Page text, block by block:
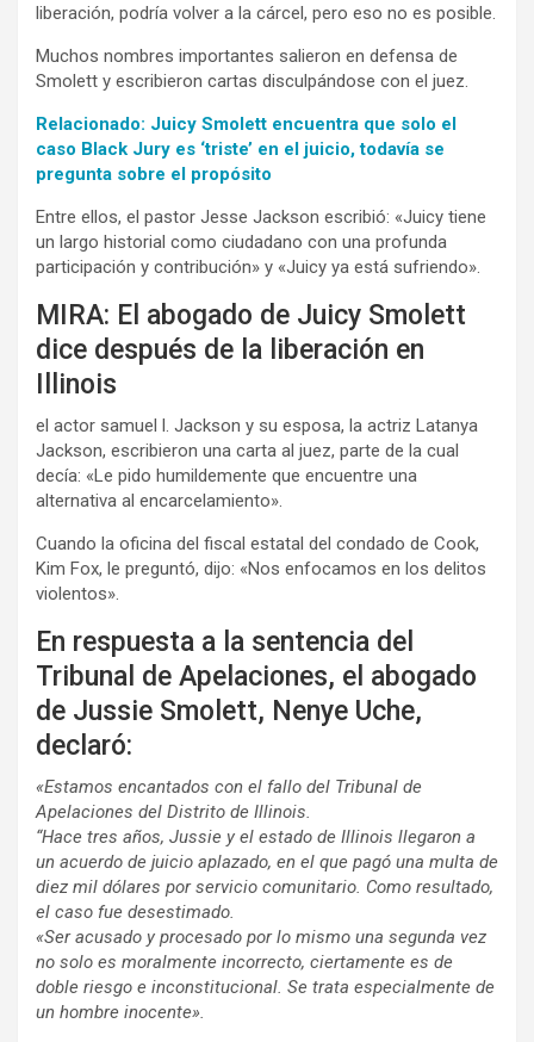
liberación, podría volver a la cárcel, pero eso no es posible.
Muchos nombres importantes salieron en defensa de
Smolett y escribieron cartas disculpándose con el juez.
Relacionado: Juicy Smolett encuentra que solo el
caso Black Jury es ‘triste’ en el juicio, todavía se
pregunta sobre el propósito
Entre ellos, el pastor Jesse Jackson escribió: «Juicy tiene
un largo historial como ciudadano con una profunda
participación y contribución» y «Juicy ya está sufriendo».
MIRA: El abogado de Juicy Smolett
dice después de la liberación en
Illinois
el actor samuel l. Jackson y su esposa, la actriz Latanya
Jackson, escribieron una carta al juez, parte de la cual
decía: «Le pido humildemente que encuentre una
alternativa al encarcelamiento».
Cuando la oficina del fiscal estatal del condado de Cook,
Kim Fox, le preguntó, dijo: «Nos enfocamos en los delitos
violentos».
En respuesta a la sentencia del
Tribunal de Apelaciones, el abogado
de Jussie Smolett, Nenye Uche,
declaró:
«Estamos encantados con el fallo del Tribunal de
Apelaciones del Distrito de Illinois.
“Hace tres años, Jussie y el estado de Illinois llegaron a
un acuerdo de juicio aplazado, en el que pagó una multa de
diez mil dólares por servicio comunitario. Como resultado,
el caso fue desestimado.
«Ser acusado y procesado por lo mismo una segunda vez
no solo es moralmente incorrecto, ciertamente es de
doble riesgo e inconstitucional. Se trata especialmente de
un hombre inocente».